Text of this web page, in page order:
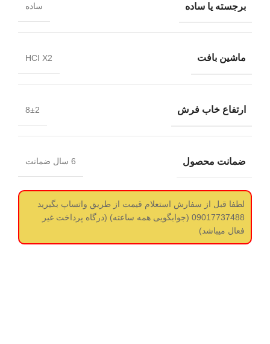
برجسته یا ساده ساده
ماشین بافت HCI X2
ارتفاع خاب فرش 8±2
ضمانت محصول 6 سال ضمانت
لطفا قبل از سفارش استعلام قیمت از طریق واتساپ بگیرید
09017737488 (جوابگویی همه ساعته) (درگاه پرداخت غیر
فعال میباشد)